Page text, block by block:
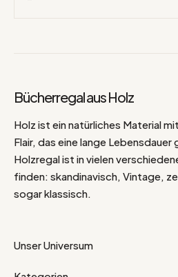
Bücherregal aus Holz
Holz ist ein natürliches Material
Flair, das eine lange Lebensdauer
Holzregal ist in vielen
finden: skandinavisch, Vintage,
sogar klassisch.
Unser Universum